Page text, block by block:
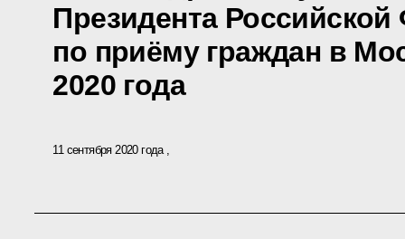
Президента
по приёму граждан в
2020 года
11 сентября 2020 года